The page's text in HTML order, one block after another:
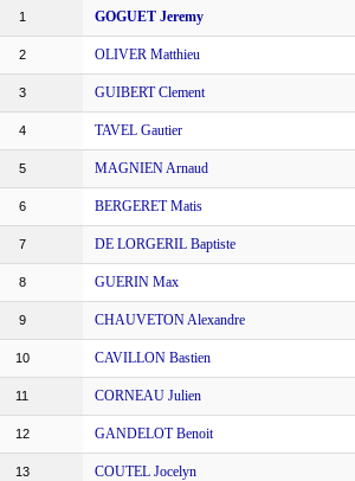
1 GOGUET Jeremy
2 OLIVER Matthieu
3 GUIBERT Clement
4 TAVEL Gautier
5 MAGNIEN Arnaud
6 BERGERET Matis
7 DE LORGERIL Baptiste
8 GUERIN Max
9 CHAUVETON Alexandre
10 CAVILLON Bastien
11 CORNEAU Julien
12 GANDELOT Benoit
13 COUTEL Jocelyn